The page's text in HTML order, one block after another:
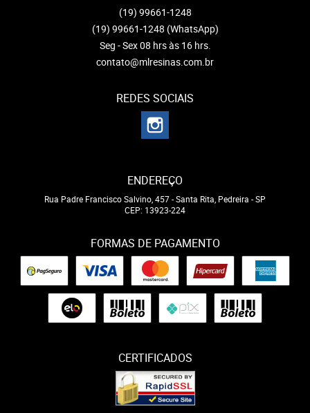
(19) 99661-1248
(19) 99661-1248 (WhatsApp)
Seg - Sex 08 hrs às 16 hrs.
contato@mlresinas.com.br
REDES SOCIAIS
ENDEREÇO
Rua Padre Francisco Salvino, 457-Santa Rita, Pedreira -SP
CEP: 13923-224
FORMAS DE PAGAMENTO
CERTIFICADOS